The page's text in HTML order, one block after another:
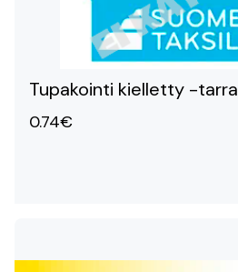
Tupakointi kielletty -tarra
0.74€